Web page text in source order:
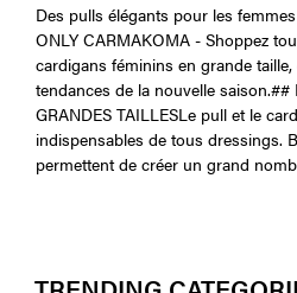
Des pulls élégants pour les
ONLY CARMAKOMA - Shoppez
cardigans féminins en grande
tendances de la nouvelle saison.##
GRANDES TAILLESLe pull et le
indispensables de tous dressings.
permettent de créer un grand